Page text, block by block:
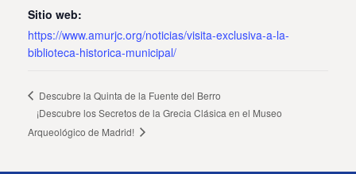
Sitio web:
https://www.amurjc.org/noticias/visita-exclusiva-a-la-
biblioteca-historica-municipal/
Descubre la Quinta de la Fuente del Berro
¡Descubre los Secretos de la Grecia Clásica en el Museo
Arqueológico de Madrid!